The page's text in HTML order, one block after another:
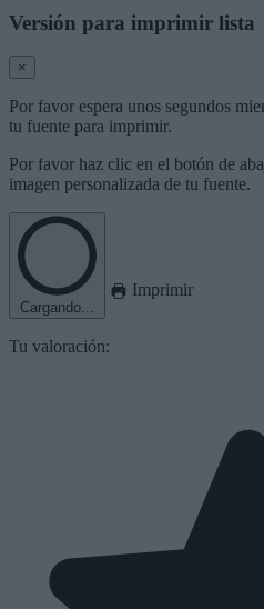
Versión para imprimir lista
×
Por favor espera unos segundos
tu fuente para imprimir.
Por favor haz clic en el botón de
imagen personalizada de tu fuente.
Cargando...
Imprimir
Tu valoración: